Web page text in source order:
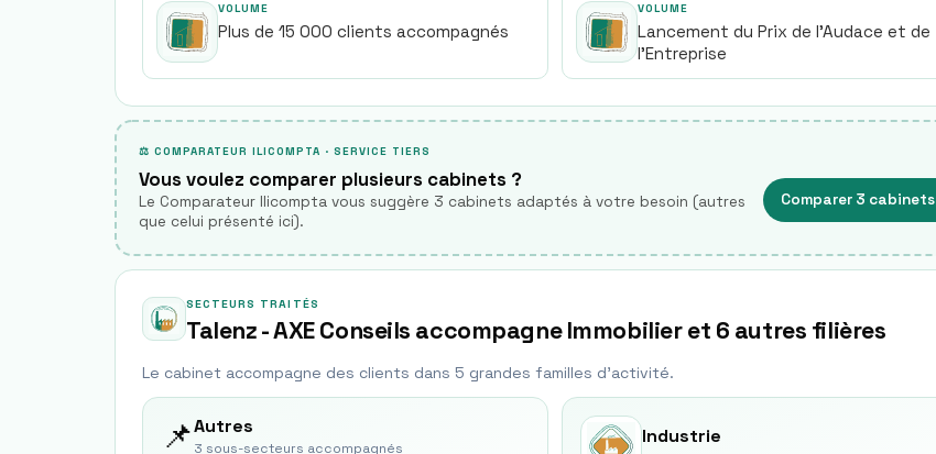
VOLUME
Plus de 15 000 clients accompagnés
VOLUME
Lancement du Prix de l'Audace et de
l'Entreprise
⚖ COMPARATEUR ILICOMPTA · SERVICE TIERS
Vous voulez comparer plusieurs cabinets ?
Le Comparateur Ilicompta vous suggère 3 cabinets adaptés à votre besoin (autres
que celui présenté ici).
Comparer 3 cabinets
SECTEURS TRAITÉS
Talenz - AXE Conseils accompagne Immobilier et 6 autres filières
Le cabinet accompagne des clients dans 5 grandes familles d'activité.
📌Autres
3 sous-secteurs accompagnés
Industrie